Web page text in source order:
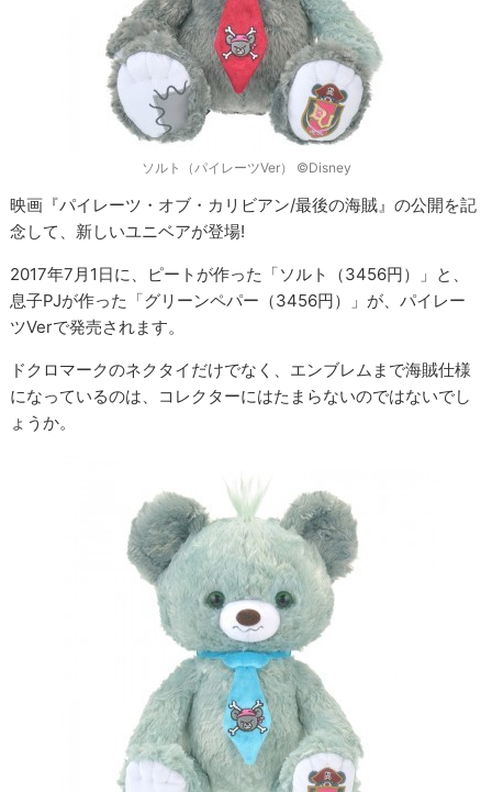
ソルト（パイレーツVer） ©Disney
映画『パイレーツ・オブ・カリビアン/最後の海賊』の公開を記
念して、新しいユニベアが登場!
2017年7月1日に、ピートが作った「ソルト（3456円）」と、
息子PJが作った「グリーンペパー（3456円）」が、パイレー
ツVerで発売されます。
ドクロマークのネクタイだけでなく、エンブレムまで海賊仕様
になっているのは、コレクターにはたまらないのではないでし
ょうか。